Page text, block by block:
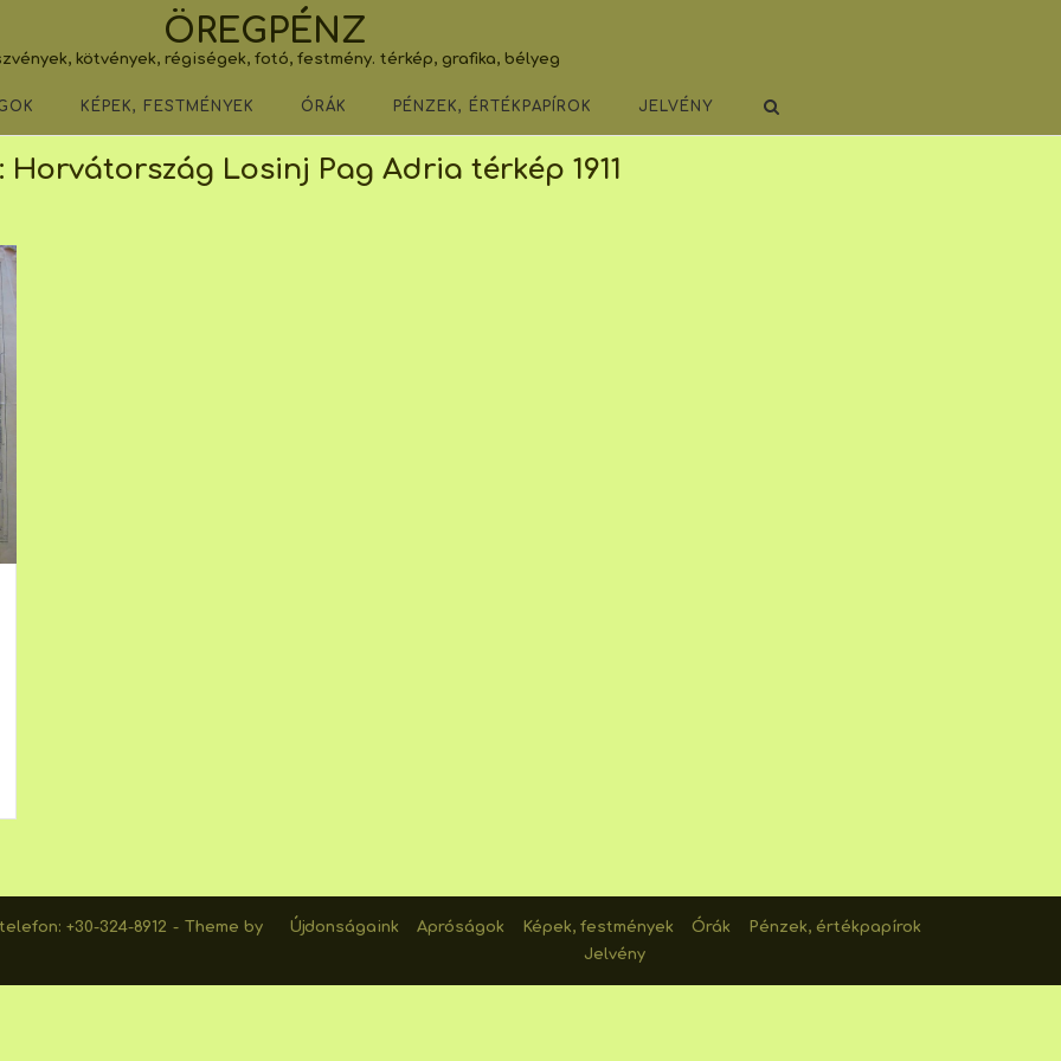
ÖREGPÉNZ
kötvények, régiségek, fotó, festmény. térkép, grafika, bélyeg
KÉPEK, FESTMÉNYEK ÓRÁK PÉNZEK, ÉRTÉKPAPÍROK JELVÉNY
Horvátország Losinj Pag Adria térkép 1911
+30-324-8912
Theme by
Újdonságaink Apróságok Képek, festmények Órák
Pénzek, értékpapírok
Jelvény